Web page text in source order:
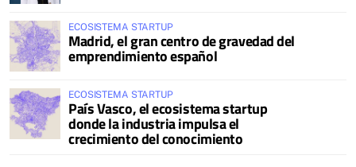
ECOSISTEMA STARTUP
Madrid, el gran centro de gravedad del
emprendimiento español
ECOSISTEMA STARTUP
País Vasco, el ecosistema startup
donde la industria impulsa el
crecimiento del conocimiento